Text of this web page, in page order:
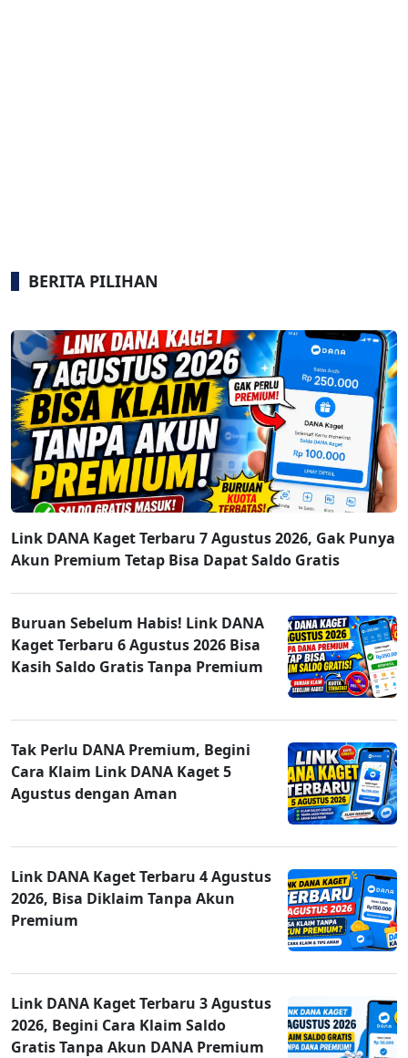
BERITA PILIHAN
Link DANA Kaget Terbaru 7 Agustus 2026, Gak Punya
Akun Premium Tetap Bisa Dapat Saldo Gratis
Buruan Sebelum Habis! Link DANA
Kaget Terbaru 6 Agustus 2026 Bisa
Kasih Saldo Gratis Tanpa Premium
Tak Perlu DANA Premium, Begini
Cara Klaim Link DANA Kaget 5
Agustus dengan Aman
Link DANA Kaget Terbaru 4 Agustus
2026, Bisa Diklaim Tanpa Akun
Premium
Link DANA Kaget Terbaru 3 Agustus
2026, Begini Cara Klaim Saldo
Gratis Tanpa Akun DANA Premium